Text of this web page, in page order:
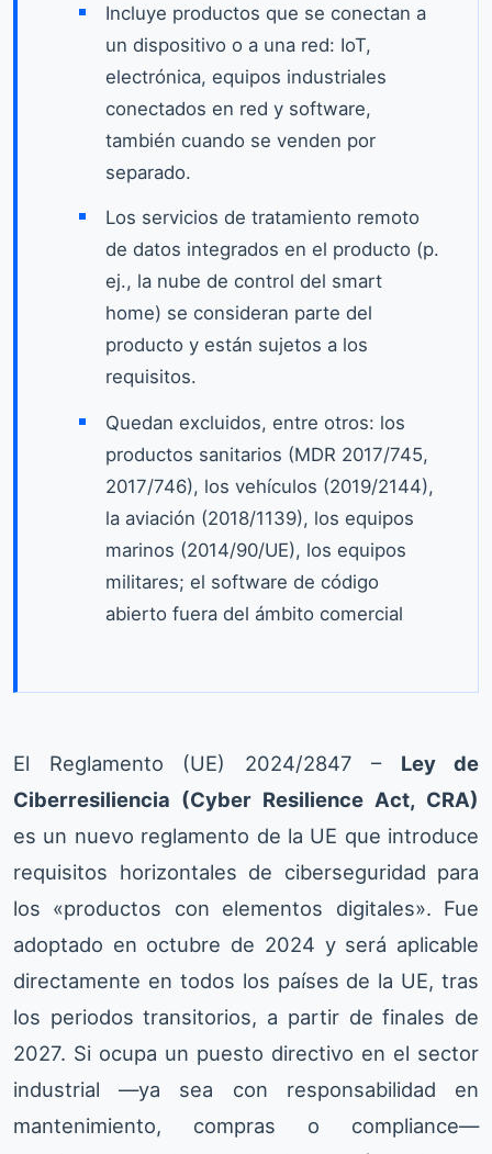
Incluye productos que se conectan a
un dispositivo o a una red: IoT,
electrónica, equipos industriales
conectados en red y software,
también cuando se venden por
separado.
Los servicios de tratamiento remoto
de datos integrados en el producto (p.
ej., la nube de control del smart
home) se consideran parte del
producto y están sujetos a los
requisitos.
Quedan excluidos, entre otros: los
productos sanitarios (MDR 2017/745,
2017/746), los vehículos (2019/2144),
la aviación (2018/1139), los equipos
marinos (2014/90/UE), los equipos
militares; el software de código
abierto fuera del ámbito comercial
El Reglamento (UE) 2024/2847 – Ley de
Ciberresiliencia (Cyber Resilience Act, CRA)
es un nuevo reglamento de la UE que introduce
requisitos horizontales de ciberseguridad para
los «productos con elementos digitales». Fue
adoptado en octubre de 2024 y será aplicable
directamente en todos los países de la UE, tras
los periodos transitorios, a partir de finales de
2027. Si ocupa un puesto directivo en el sector
industrial —ya sea con responsabilidad en
mantenimiento, compras o compliance—